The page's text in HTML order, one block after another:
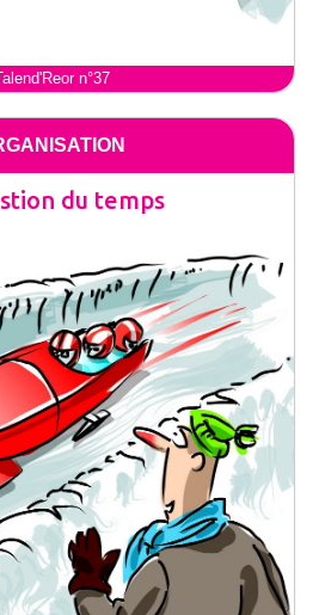
n°37
du temps